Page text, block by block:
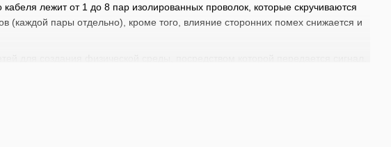
лежит от 1 до 8 пар изолированных проволок, которые скручиваются
(каждой пары отдельно), кроме того, влияние сторонних помех снижается и